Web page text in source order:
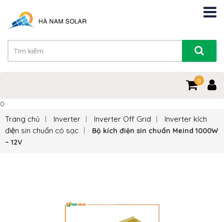
0
0
Trang chủ Inverter Inverter Off Grid
Inverter kích
điện sin chuẩn có sạc
Bộ kích điện sin chuẩn Meind 1000W
– 12V